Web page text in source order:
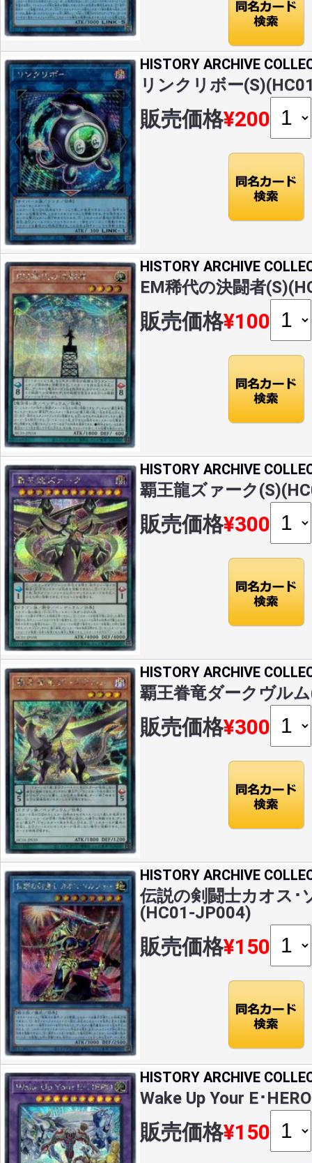
HISTORY ARCHIVE
リンクリボー
販売価格¥200
HISTORY ARCHIVE
EM稀代の決闘者
販売価格¥100
HISTORY ARCHIVE
覇王龍ズァーク
販売価格¥300
HISTORY ARCHIVE
覇王眷竜ダークヴル
販売価格¥300
HISTORY ARCHIVE
伝説の剣闘士カオス･
(HC01-JP004)
販売価格¥150
HISTORY ARCHIVE
Wake Up Your E･
販売価格¥150